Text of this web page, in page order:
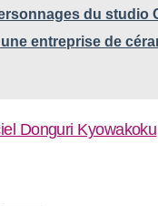
du studio
entreprise de
Donguri Kyowakoku